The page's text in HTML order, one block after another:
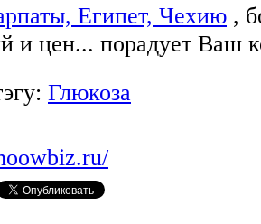
Египет, Чехию ,
и цен... порадует Ваш
Глюкоза